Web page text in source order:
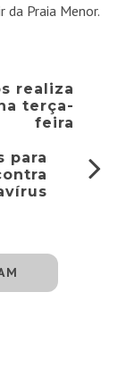
Praia Menor.
realiza
terça-
feira
para